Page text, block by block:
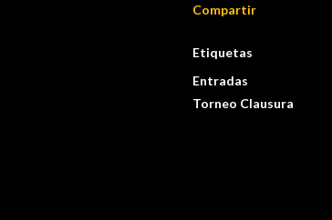
Compartir
Etiquetas
Entradas
Torneo Clausura